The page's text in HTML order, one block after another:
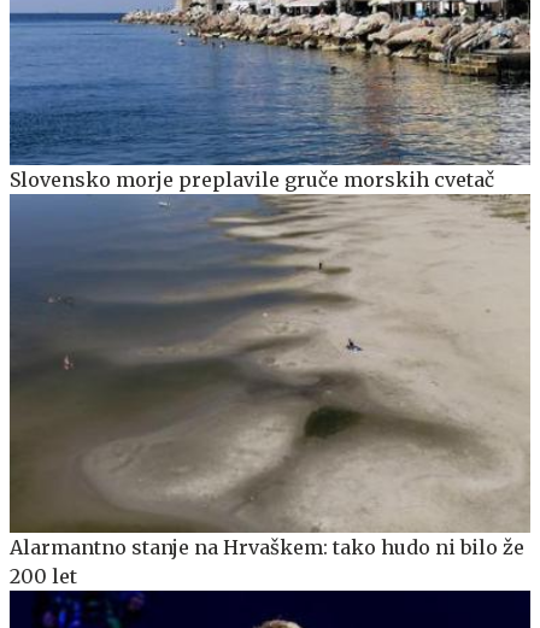
Slovensko morje preplavile gruče morskih cvetač
Alarmantno stanje na Hrvaškem: tako hudo ni bilo že
200 let